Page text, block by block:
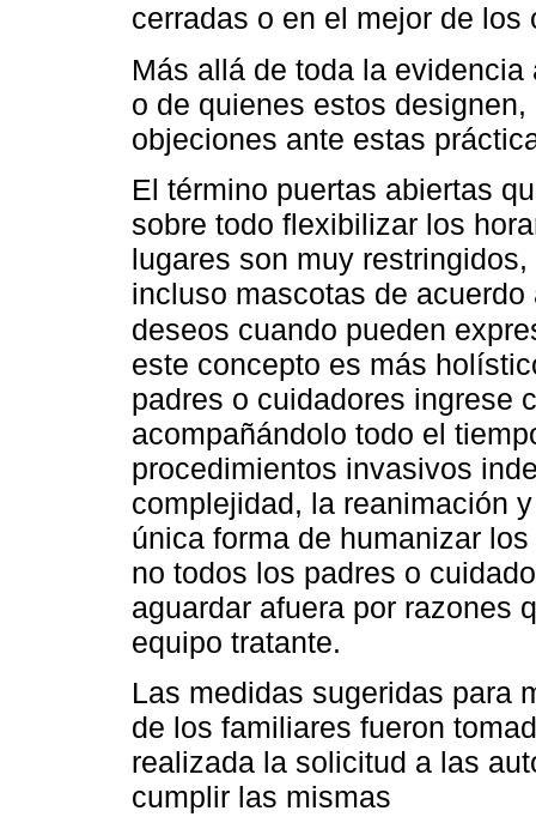
cerradas o en el mejor de los
Más allá de toda la
o de quienes estos
objeciones ante estas
El término puertas abiertas
sobre todo flexibilizar los
lugares son muy
incluso mascotas de
deseos cuando pueden
este concepto es más
padres o cuidadores ingrese
acompañándolo todo el
procedimientos invasivos
complejidad, la reanimación
única forma de humanizar
no todos los padres o
aguardar afuera por razones
equipo tratante.
Las medidas sugeridas para
de los familiares fueron
realizada la solicitud a las
cumplir las mismas